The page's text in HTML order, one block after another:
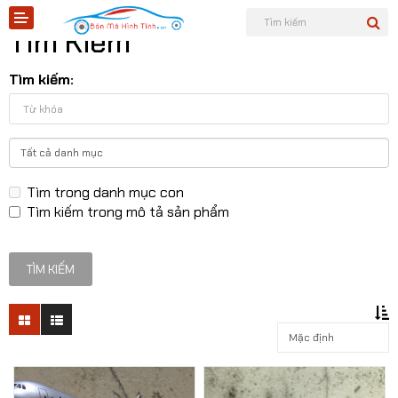
Shopee
Tiktok
Tin tức
Liên hệ
Mô hình quân sự
Tìm Kiếm
Tìm kiếm:
Tìm trong danh mục con
Tìm kiếm trong mô tả sản phẩm